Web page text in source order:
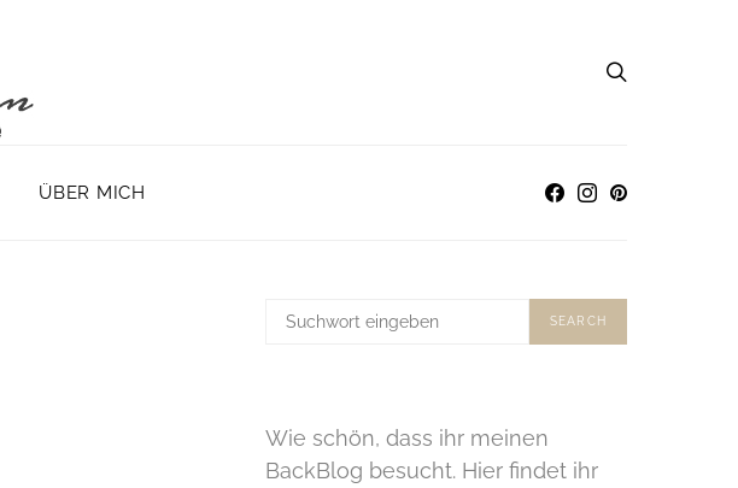
ÜBER MICH
SUCHE
SEARCH
Wie schön, dass ihr meinen
BackBlog besucht. Hier findet ihr